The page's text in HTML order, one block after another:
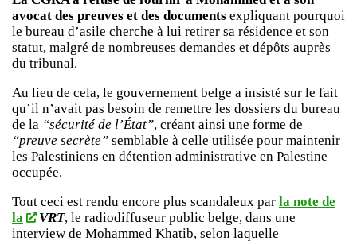
avocat des preuves et des documents expliquant pourquoi
le bureau d’asile cherche à lui retirer sa résidence et son
statut, malgré de nombreuses demandes et dépôts auprès
du tribunal.
Au lieu de cela, le gouvernement belge a insisté sur le fait
qu’il n’avait pas besoin de remettre les dossiers du bureau
de la “sécurité de l’État”, créant ainsi une forme de
“preuve secrète” semblable à celle utilisée pour maintenir
les Palestiniens en détention administrative en Palestine
occupée.
Tout ceci est rendu encore plus scandaleux par la note de
la
VRT, le radiodiffuseur public belge, dans une
interview de Mohammed Khatib, selon laquelle